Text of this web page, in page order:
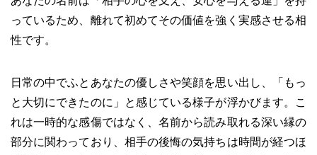
っているため、離れて初めてその価値を強く実感させる相
性です。
日常の中でふとあなたの優しさや笑顔を思い出し、「もっ
と大切にできたのに」と感じている様子が浮かびます。こ
れは一時的な感傷ではなく、名前から読み取れる深い縁の
部分に関わっており、相手の後悔の気持ちは時間が経つほ